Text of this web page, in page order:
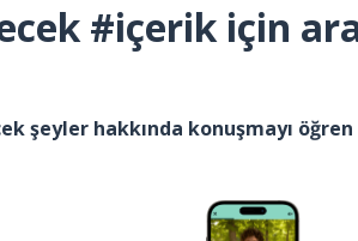
#içerik için
şeyler hakkında konuşmayı öğren